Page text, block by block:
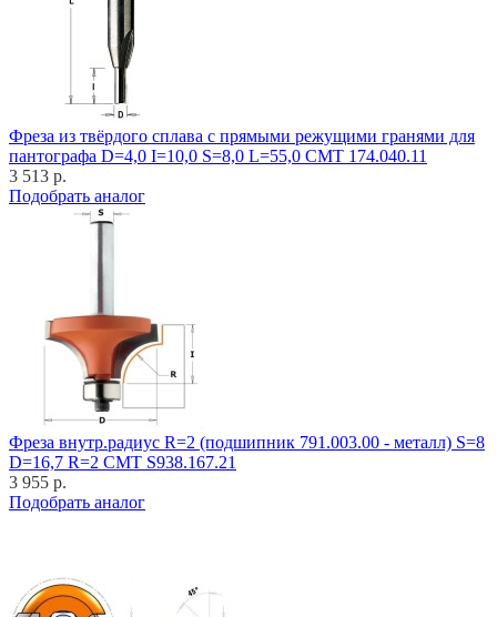
Фреза из твёрдого сплава с прямыми режущими гранями для
пантографа D=4,0 I=10,0 S=8,0 L=55,0 CMT 174.040.11
3 513 р.
Подобрать аналог
Фреза внутр.радиус R=2 (подшипник 791.003.00 - металл) S=8
D=16,7 R=2 CMT S938.167.21
3 955 р.
Подобрать аналог